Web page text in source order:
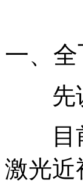
一、
先
目前
激光近